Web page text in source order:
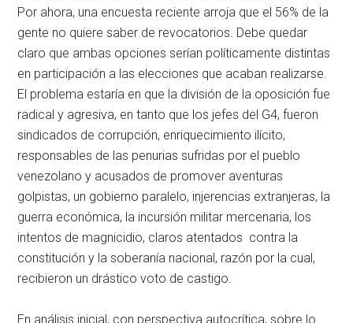
Por ahora, una encuesta reciente arroja que el 56% de la
gente no quiere saber de revocatorios. Debe quedar
claro que ambas opciones serían políticamente distintas
en participación a las elecciones que acaban realizarse.
El problema estaría en que la división de la oposición fue
radical y agresiva, en tanto que los jefes del G4, fueron
sindicados de corrupción, enriquecimiento ilícito,
responsables de las penurias sufridas por el pueblo
venezolano y acusados de promover aventuras
golpistas, un gobierno paralelo, injerencias extranjeras, la
guerra económica, la incursión militar mercenaria, los
intentos de magnicidio, claros atentados contra la
constitución y la soberanía nacional, razón por la cual,
recibieron un drástico voto de castigo.
En análisis inicial, con perspectiva autocrítica, sobre lo